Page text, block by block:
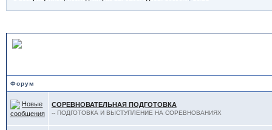
Форум
СОРЕВНОВАТЕЛЬНАЯ ПОДГОТОВКА
-- ПОДГОТОВКА И ВЫСТУПЛЕНИЕ НА СОРЕВНОВАНИЯХ